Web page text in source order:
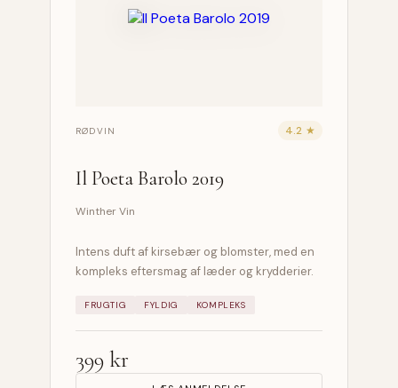
RØDVIN 4.2 ★
Il Poeta Barolo 2019
Winther Vin
Intens duft af kirsebær og blomster, med en
kompleks eftersmag af læder og krydderier.
FRUGTIG FYLDIG KOMPLEKS
399 kr